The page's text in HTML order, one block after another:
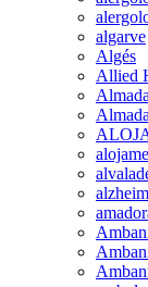
algarve
Algés
Allied
Almada